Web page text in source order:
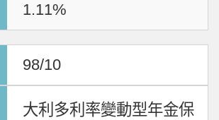
1.11%
98/10
大利多利率變動型年金保